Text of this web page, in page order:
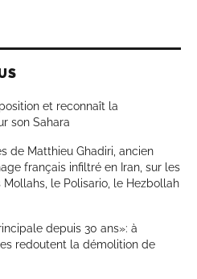
et reconnaît la
son Sahara
de Matthieu Ghadiri, ancien
français infiltré en Iran, sur les
le Polisario, le Hezbollah
depuis 30 ans»: à
redoutent la démolition de